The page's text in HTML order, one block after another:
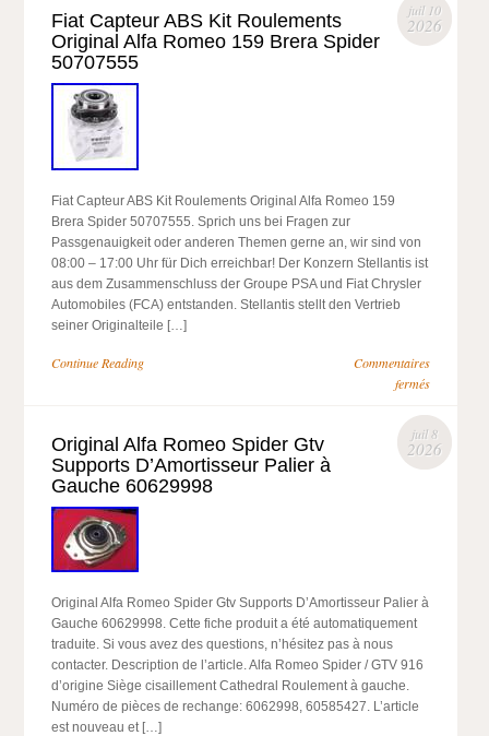
juil 10
2026
Fiat Capteur ABS Kit Roulements
Original Alfa Romeo 159 Brera Spider
50707555
Fiat Capteur ABS Kit Roulements Original Alfa Romeo 159
Brera Spider 50707555. Sprich uns bei Fragen zur
Passgenauigkeit oder anderen Themen gerne an, wir sind von
08:00 – 17:00 Uhr für Dich erreichbar! Der Konzern Stellantis ist
aus dem Zusammenschluss der Groupe PSA und Fiat Chrysler
Automobiles (FCA) entstanden. Stellantis stellt den Vertrieb
seiner Originalteile […]
Continue Reading
Commentaires
fermés
juil 8
2026
Original Alfa Romeo Spider Gtv
Supports D’Amortisseur Palier à
Gauche 60629998
Original Alfa Romeo Spider Gtv Supports D’Amortisseur Palier à
Gauche 60629998. Cette fiche produit a été automatiquement
traduite. Si vous avez des questions, n’hésitez pas à nous
contacter. Description de l’article. Alfa Romeo Spider / GTV 916
d’origine Siège cisaillement Cathedral Roulement à gauche.
Numéro de pièces de rechange: 6062998, 60585427. L’article
est nouveau et […]